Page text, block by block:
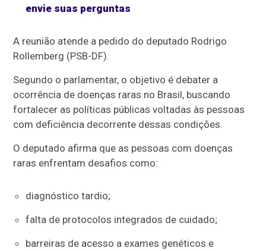
envie suas perguntas
A reunião atende a pedido do deputado Rodrigo
Rollemberg (PSB-DF).
Segundo o parlamentar, o objetivo é debater a
ocorrência de doenças raras no Brasil, buscando
fortalecer as políticas públicas voltadas às pessoas
com deficiência decorrente dessas condições.
O deputado afirma que as pessoas com doenças
raras enfrentam desafios como:
diagnóstico tardio;
falta de protocolos integrados de cuidado;
barreiras de acesso a exames genéticos e